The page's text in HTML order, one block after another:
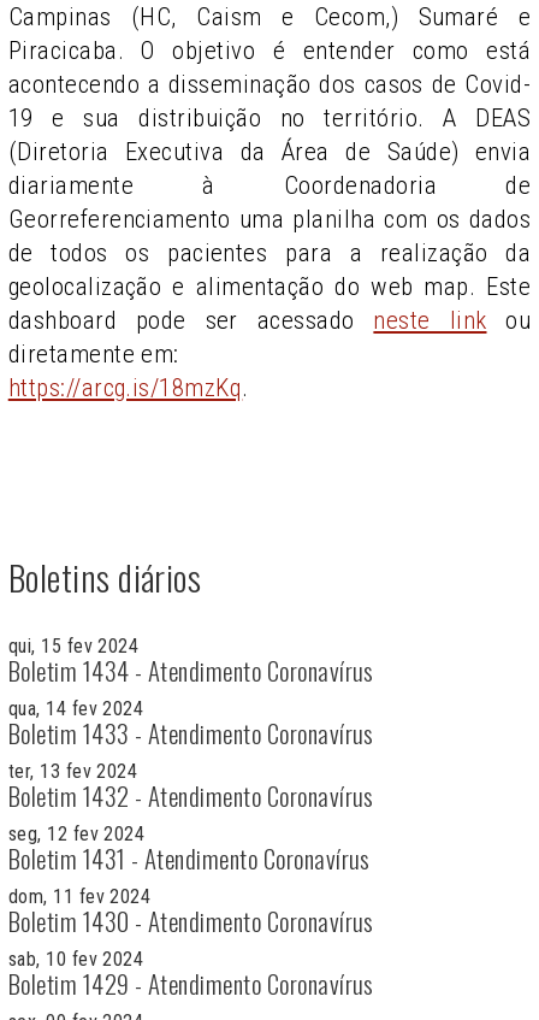
Campinas (HC, Caism e Cecom,) Sumaré e
Piracicaba. O objetivo é entender como está
acontecendo a disseminação dos casos de Covid-
19 e sua distribuição no território. A DEAS
(Diretoria Executiva da Área de Saúde) envia
diariamente à Coordenadoria de
Georreferenciamento uma planilha com os dados
de todos os pacientes para a realização da
geolocalização e alimentação do web map. Este
dashboard pode ser acessado neste link ou
diretamente em:
https://arcg.is/18mzKq.
Boletins diários
qui, 15 fev 2024
Boletim 1434 - Atendimento Coronavírus
qua, 14 fev 2024
Boletim 1433 - Atendimento Coronavírus
ter, 13 fev 2024
Boletim 1432 - Atendimento Coronavírus
seg, 12 fev 2024
Boletim 1431 - Atendimento Coronavírus
dom, 11 fev 2024
Boletim 1430 - Atendimento Coronavírus
sab, 10 fev 2024
Boletim 1429 - Atendimento Coronavírus